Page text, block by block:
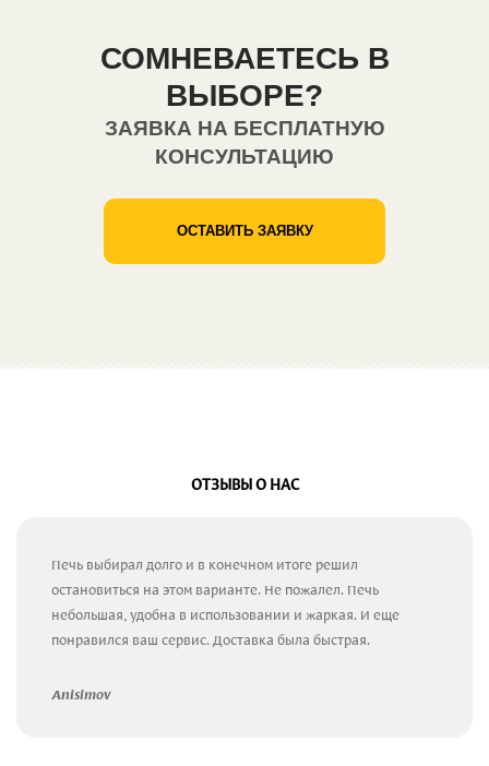
СОМНЕВАЕТЕСЬ В
ВЫБОРЕ?
ЗАЯВКА НА БЕСПЛАТНУЮ
КОНСУЛЬТАЦИЮ
ОСТАВИТЬ ЗАЯВКУ
ОТЗЫВЫ О НАС
Печь выбирал долго и в конечном итоге решил
остановиться на этом варианте. Не пожалел. Печь
небольшая, удобна в использовании и жаркая. И еще
понравился ваш сервис. Доставка была быстрая.
Anisimov